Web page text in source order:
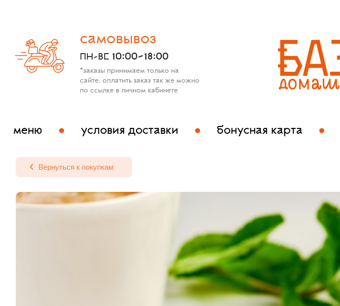
самовывоз
ПН-ВС 10:00-18:00
*заказы принимаем только на
сайте. оплатить заказ так же можно
по ссылке в личном кабинете
меню условия доставки бонусная карта
Вернуться к покупкам